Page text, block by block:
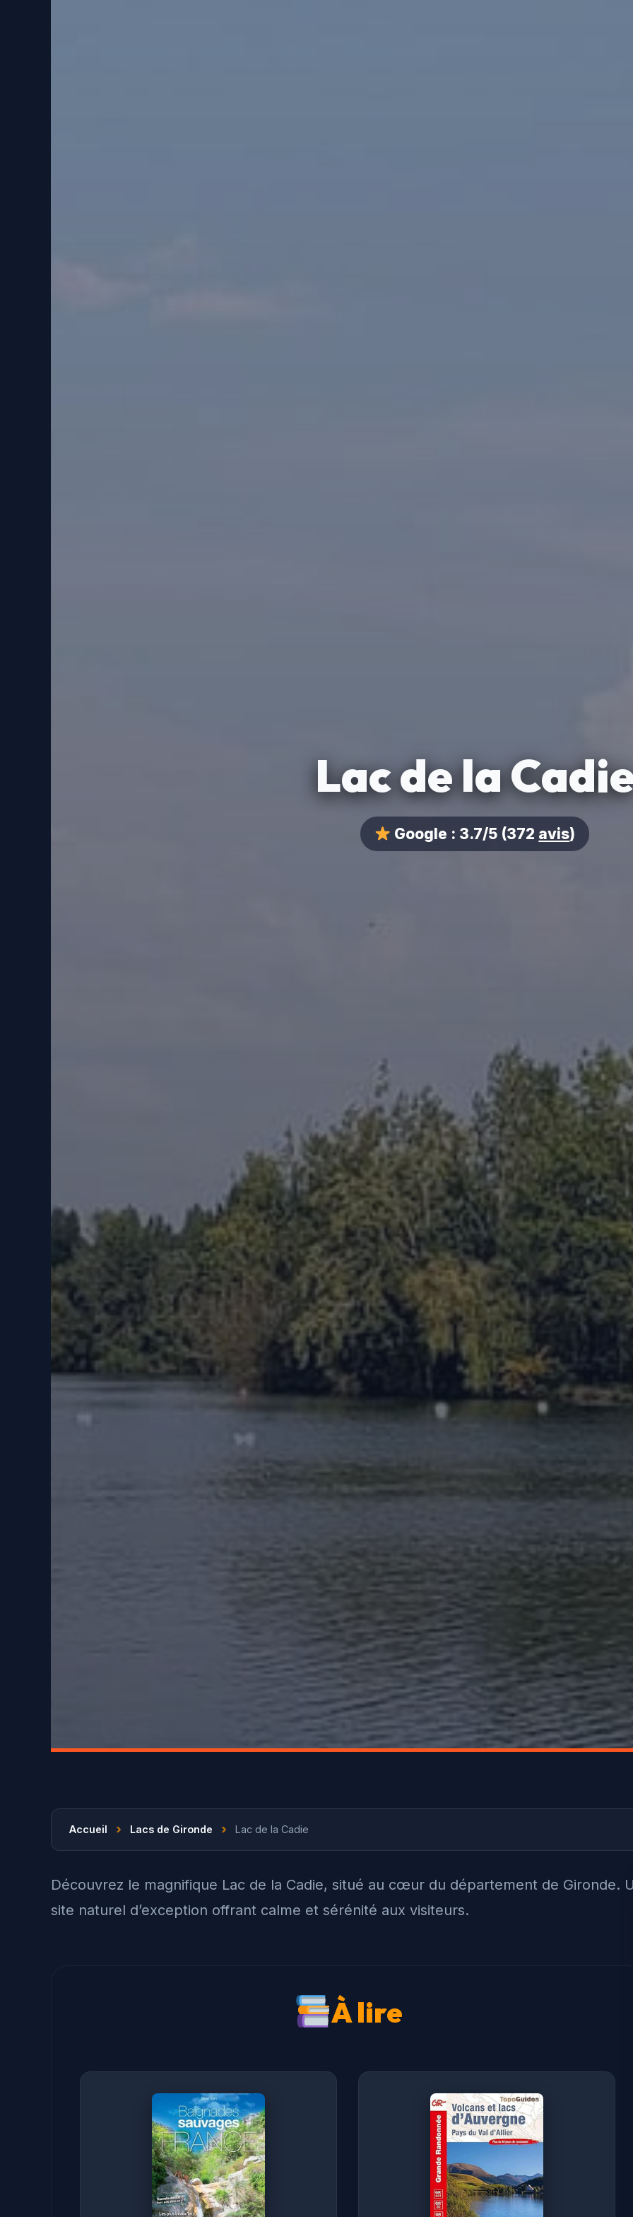
Lac de la
Google : 3.7/5 (372 avis)
Accueil › Lacs de Gironde › Lac de la Cadie
Découvrez le magnifique Lac de la Cadie, situé au cœur du département de Gironde.
site naturel d’exception offrant calme et sérénité aux visiteurs.
À lire